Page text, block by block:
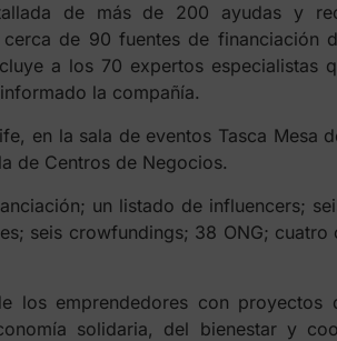
de más de 200 ayudas y
de 90 fuentes de financiación
a los 70 expertos especialistas
la compañía.
en la sala de eventos Tasca Mesa
de Centros de Negocios.
un listado de influencers;
seis crowfundings; 38 ONG; cuatro
los emprendedores con proyectos
solidaria, del bienestar y